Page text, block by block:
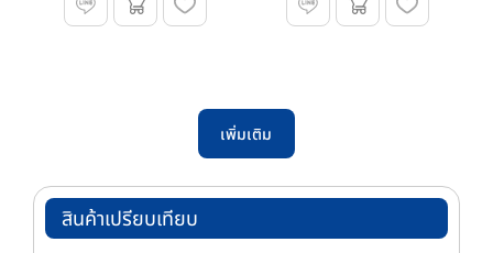
เพิ่มเติม
สินค้าเปรียบเทียบ